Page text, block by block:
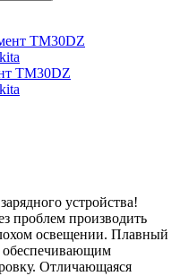
TM30DZ
устройства!
проблем производить
освещении. Плавный
обеспечивающим
Отличающаяся